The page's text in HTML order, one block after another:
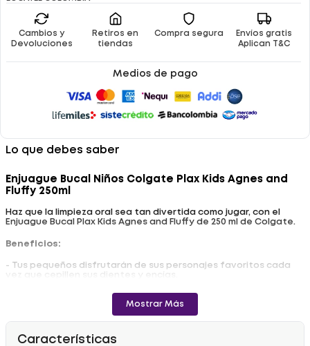
Cambios y
Devoluciones
Retiros en
tiendas
Compra segura
Envíos gratis
Aplican T&C
Medios de pago
Lo que debes saber
Enjuague Bucal Niños Colgate Plax Kids Agnes and
Fluffy 250ml
Haz que la limpieza oral sea tan divertida como jugar, con el
Enjuague Bucal Plax Kids Agnes and Fluffy de 250 ml de Colgate.
Beneficios:
- Tus pequeños disfrutarán de sus personajes favoritos cada
- Ayuda a reducir y evitar las manchas amarillas causadas por
una mala higiene oral o el consumo de ciertos alimentos y
bebidas, además, refuerza el esmalte gracias a que se
encuentra adicionado con flúor, lo cual evita la aparición de
Mostrar Más
Características